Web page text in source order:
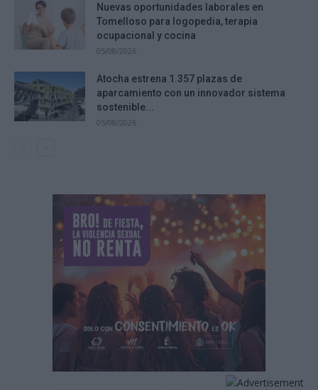
Nuevas oportunidades laborales en
Tomelloso para logopedia, terapia
ocupacional y cocina
05/08/2026
Atocha estrena 1.357 plazas de
aparcamiento con un innovador sistema
sostenible...
05/08/2026